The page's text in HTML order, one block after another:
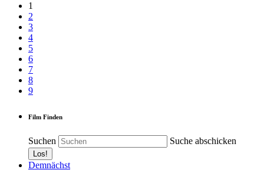
1
2
3
4
5
6
7
8
9
Film Finden
Suchen Suche abschicken
Demnächst